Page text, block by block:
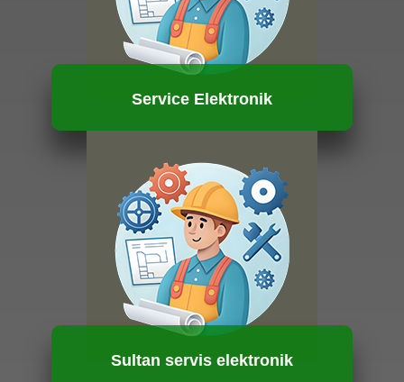
Service Elektronik
HUBUNGI KAMI
Sultan servis elektronik